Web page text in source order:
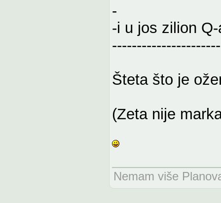
-
-i u jos zilion
Šteta što je
(Zeta nije
Nemam više